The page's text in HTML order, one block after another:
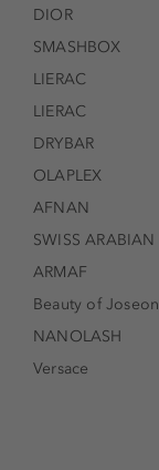
DIOR
SMASHBOX
LIERAC
LIERAC
DRYBAR
OLAPLEX
AFNAN
SWISS ARABIAN
ARMAF
Beauty of Joseon
NANOLASH
Versace